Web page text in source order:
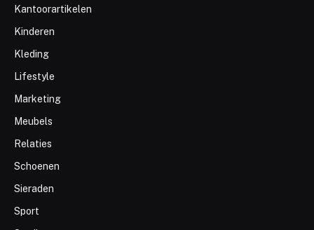
Kantoorartikelen
Kinderen
Kleding
Lifestyle
Marketing
Meubels
Relaties
Schoenen
Sieraden
Sport